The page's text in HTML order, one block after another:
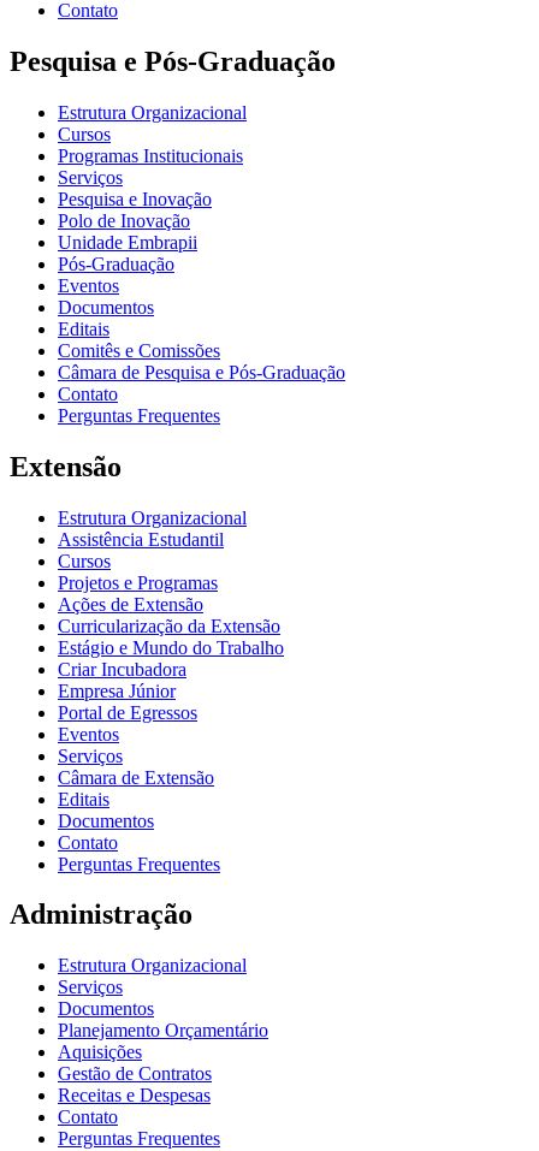
Contato
Pesquisa e Pós-Graduação
Estrutura Organizacional
Cursos
Programas Institucionais
Serviços
Pesquisa e Inovação
Polo de Inovação
Unidade Embrapii
Pós-Graduação
Eventos
Documentos
Editais
Comitês e Comissões
Câmara de Pesquisa e Pós-Graduação
Contato
Perguntas Frequentes
Extensão
Estrutura Organizacional
Assistência Estudantil
Cursos
Projetos e Programas
Ações de Extensão
Curricularização da Extensão
Estágio e Mundo do Trabalho
Criar Incubadora
Empresa Júnior
Portal de Egressos
Eventos
Serviços
Câmara de Extensão
Editais
Documentos
Contato
Perguntas Frequentes
Administração
Estrutura Organizacional
Serviços
Documentos
Planejamento Orçamentário
Aquisições
Gestão de Contratos
Receitas e Despesas
Contato
Perguntas Frequentes